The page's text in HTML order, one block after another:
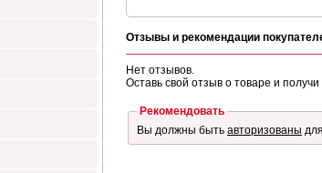
Отзывы и рекомендации
Нет отзывов.
Оставь свой отзыв о товаре и получи
Рекомендовать
Вы должны быть авторизованы